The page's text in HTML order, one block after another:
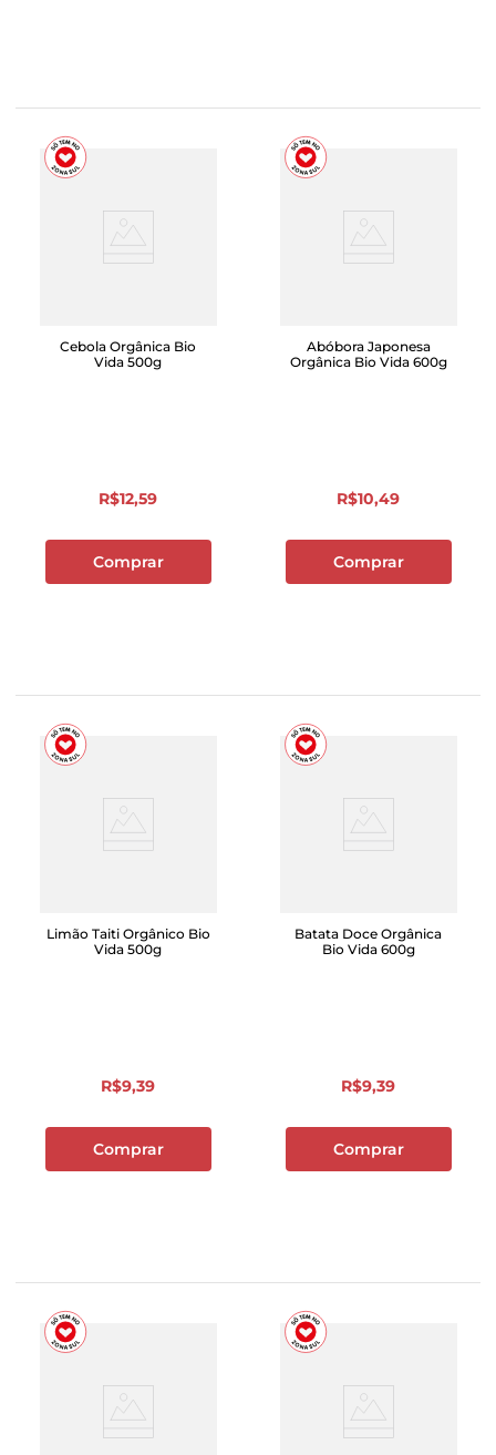
Cebola Orgânica Bio
Vida 500g
R$12,59
Comprar
Abóbora Japonesa
Orgânica Bio Vida 600g
R$10,49
Comprar
Limão Taiti Orgânico Bio
Vida 500g
R$9,39
Comprar
Batata Doce Orgânica
Bio Vida 600g
R$9,39
Comprar